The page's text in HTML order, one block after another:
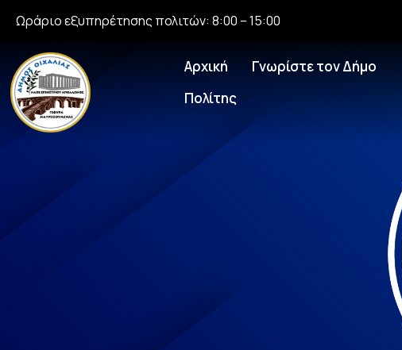
Ωράριο εξυπηρέτησης πολιτών: 8:00 – 15:00
Αρχική Γνωρίστε τον Δήμο
Πολίτης